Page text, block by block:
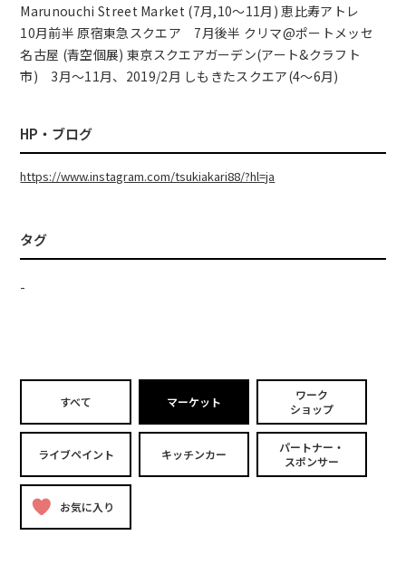
Marunouchi Street Market (7月,10～11月) 恵比寿アトレ
10月前半 原宿東急スクエア 7月後半 クリマ@ポートメッセ
名古屋 (青空個展) 東京スクエアガーデン(アート&クラフト
市) 3月～11月、2019/2月 しもきたスクエア(4～6月)
HP・ブログ
https://www.instagram.com/tsukiakari88/?hl=ja
タグ
-
すべて マーケット
ワーク
ショップ
ライブペイント キッチンカー
パートナー・
スポンサー
お気に入り